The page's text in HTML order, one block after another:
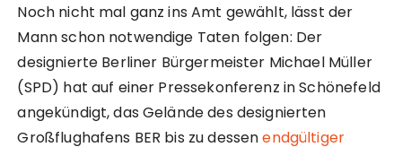
Noch nicht mal ganz ins Amt gewählt, lässt der
Mann schon notwendige Taten folgen: Der
designierte Berliner Bürgermeister Michael Müller
(SPD) hat auf einer Pressekonferenz in Schönefeld
angekündigt, das Gelände des designierten
Großflughafens BER bis zu dessenendgültiger